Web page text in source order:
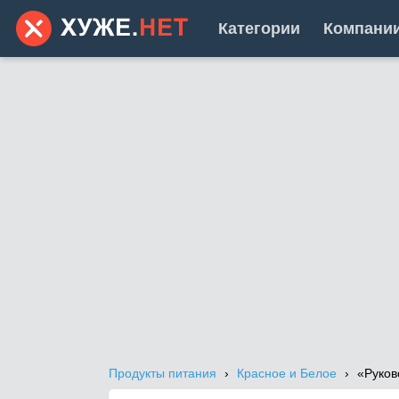
Категории
Продукты питания Красное и Белое